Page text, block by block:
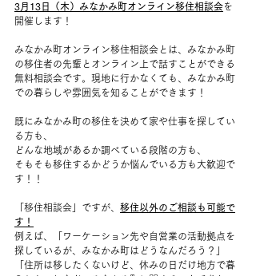
3月13日（木）みなかみ町オンライン移住相談会を
開催します！
みなかみ町オンライン移住相談会とは、みなかみ町
の移住者の先輩とオンライン上で話すことができる
無料相談会です。現地に行かなくても、みなかみ町
での暮らしや雰囲気を知ることができます！
既にみなかみ町の移住を決めて家や仕事を探してい
る方も、
どんな地域があるか調べている段階の方も、
そもそも移住するかどうか悩んでいる方も大歓迎で
す！！
「移住相談会」ですが、 移住以外のご相談も可能で
す！
例えば、「ワーケーション先や自営業の活動拠点を
探しているが、みなかみ町はどうなんだろう？」
「住所は移したくないけど、休みの日だけ地方で暮